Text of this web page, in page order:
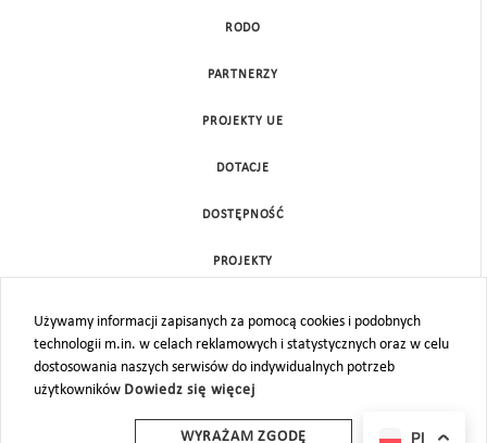
Używamy informacji zapisanych za pomocą cookies i podobnych
technologii m.in. w celach reklamowych i statystycznych oraz w celu
dostosowania naszych serwisów do indywidualnych potrzeb
użytkowników Dowiedz się więcej
WYRAŻAM ZGODĘ
RODO
PARTNERZY
PROJEKTY UE
DOTACJE
DOSTĘPNOŚĆ
PROJEKTY
MAPA STRONY